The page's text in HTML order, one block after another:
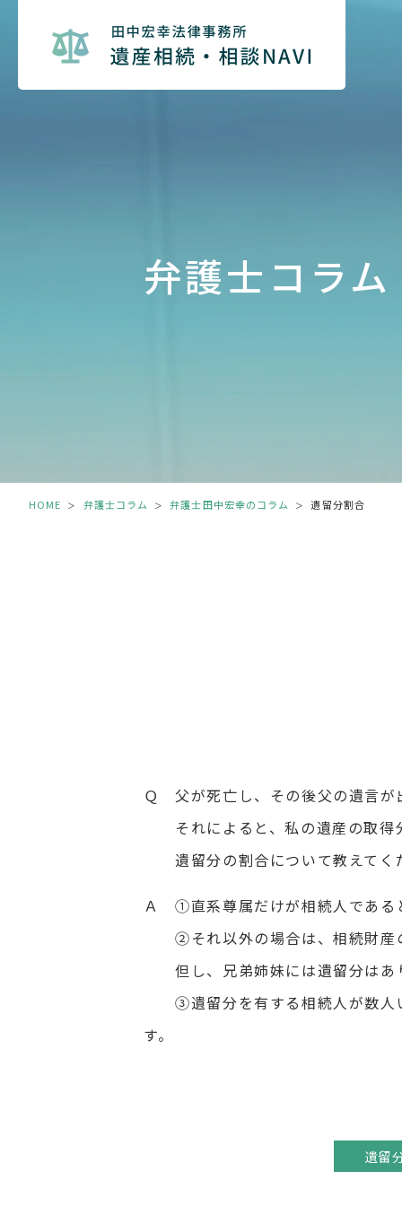
弁護士コラム
HOME ＞ 弁護士コラム ＞ 弁護士田中宏幸のコラム ＞ 遺留分割合
Ｑ 父が死亡し、その後父の遺言が
それによると、私の遺産の取得
遺留分の割合について教えてく
Ａ ①直系尊属だけが相続人である
②それ以外の場合は、相続財産
但し、兄弟姉妹には遺留分はあ
③遺留分を有する相続人が数人
す。
遺留